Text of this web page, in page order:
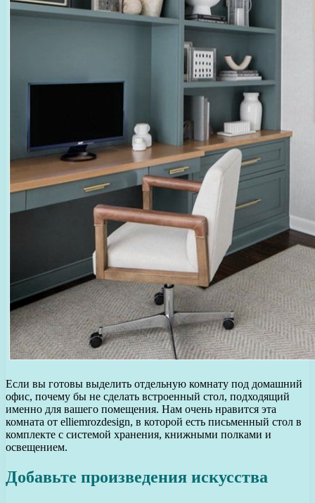
Если вы готовы выделить отдельную комнату под домашний
офис, почему бы не сделать встроенный стол, подходящий
именно для вашего помещения. Нам очень нравится эта
комната от elliemrozdesign, в которой есть письменный стол в
комплекте с системой хранения, книжными полками и
освещением.
Добавьте произведения искусства